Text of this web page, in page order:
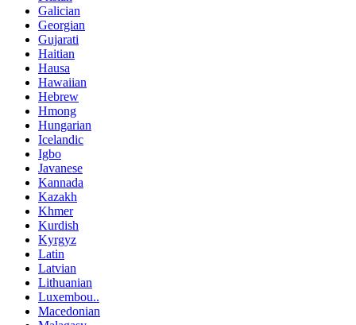
Galician
Georgian
Gujarati
Haitian
Hausa
Hawaiian
Hebrew
Hmong
Hungarian
Icelandic
Igbo
Javanese
Kannada
Kazakh
Khmer
Kurdish
Kyrgyz
Latin
Latvian
Lithuanian
Luxembou..
Macedonian